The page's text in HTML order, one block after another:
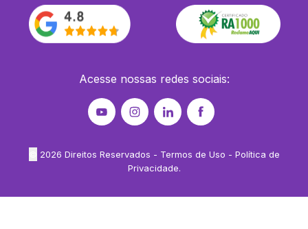
Acesse nossas redes sociais:
2026 Direitos Reservados - Termos de Uso - Política de
Privacidade.